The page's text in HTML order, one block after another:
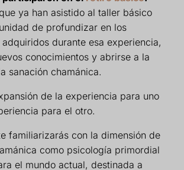
ya han asistido al taller básico
de profundizar en los
durante esa experiencia,
conocimientos y abrirse a la
sanación chamánica.
de la experiencia para uno
para el otro.
familiarizarás con la dimensión de
como psicología primordial
el mundo actual, destinada a